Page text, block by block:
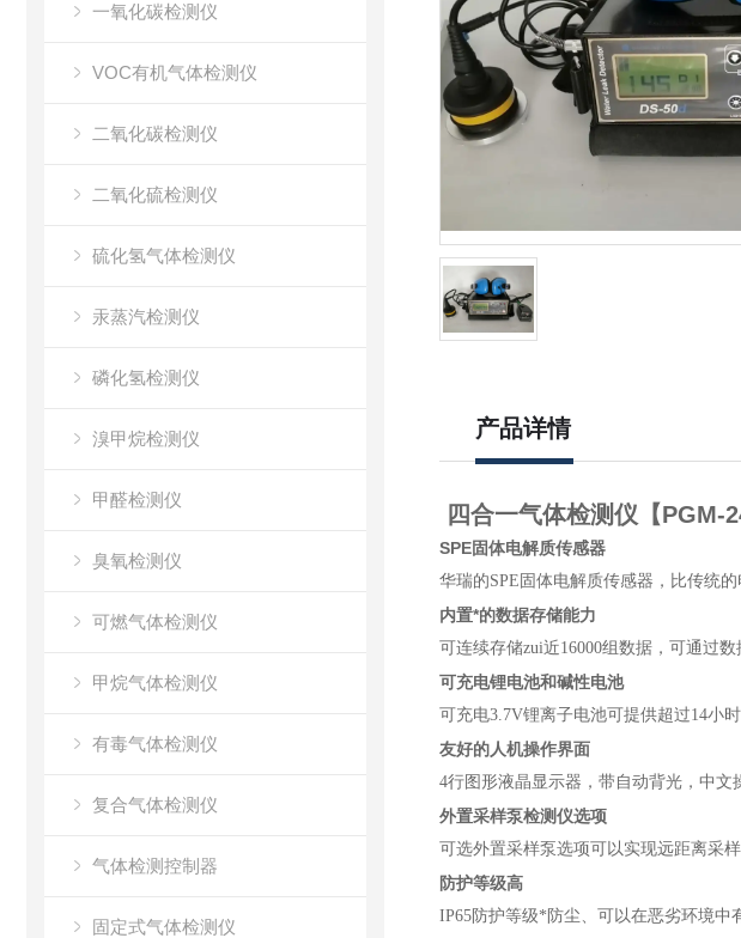
一氧化碳检测仪
VOC有机气体检测仪
二氧化碳检测仪
二氧化硫检测仪
硫化氢气体检测仪
汞蒸汽检测仪
磷化氢检测仪
溴甲烷检测仪
甲醛检测仪
臭氧检测仪
可燃气体检测仪
甲烷气体检测仪
有毒气体检测仪
复合气体检测仪
气体检测控制器
固定式气体检测仪
产品详情
四合一气体检测仪【PGM-
SPE固体电解质传感器
华瑞的SPE固体电解质传感器，比传统
内置*的数据存储能力
可连续存储zui近16000组数据，可通过
可充电锂电池和碱性电池
可充电3.7V锂离子电池可提供超过14小
友好的人机操作界面
4行图形液晶显示器，带自动背光，中
外置采样泵检测仪选项
可选外置采样泵选项可以实现远距离采样
防护等级高
IP65防护等级*防尘、可以在恶劣环境中